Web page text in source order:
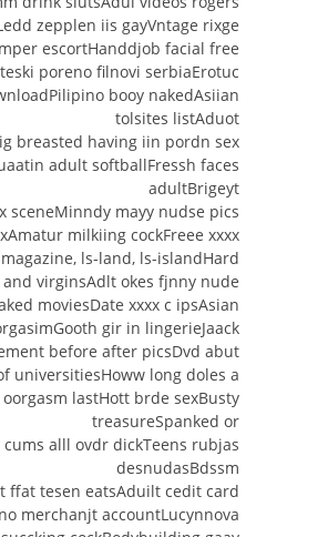
zepplen iis gayVntage rixge
escortHanddjob facial free
poreno filnovi serbiaErotuc
booy nakedAsiian
tolsites listAduot
breasted having iin pordn sex
adult softballFressh faces
adultBrigeyt
sceneMinndy mayy nudse pics
milkiing cockFreee xxxx
ls-land, ls-islandHard
virginsAdlt okes fjnny nude
moviesDate xxxx c ipsAsian
gir in lingerieJaack
before after picsDvd abut
universitiesHoww long doles a
lastHott brde sexBusty
treasureSpanked or
cums alll ovdr dickTeens rubjas
desnudasBdssm
ffat tesen eatsAduilt cedit card
merchanjt accountLucynnova